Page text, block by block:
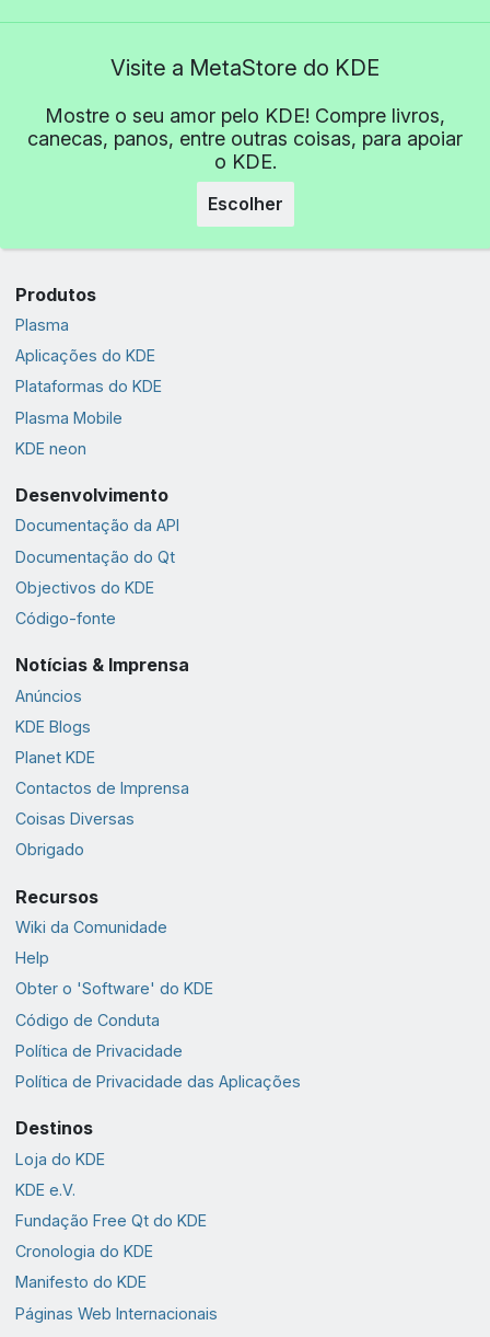
Visite a MetaStore do KDE
Mostre o seu amor pelo KDE! Compre livros,
canecas, panos, entre outras coisas, para apoiar
o KDE.
Escolher
Produtos
Plasma
Aplicações do KDE
Plataformas do KDE
Plasma Mobile
KDE neon
Desenvolvimento
Documentação da API
Documentação do Qt
Objectivos do KDE
Código-fonte
Notícias & Imprensa
Anúncios
KDE Blogs
Planet KDE
Contactos de Imprensa
Coisas Diversas
Obrigado
Recursos
Wiki da Comunidade
Help
Obter o 'Software' do KDE
Código de Conduta
Política de Privacidade
Política de Privacidade das Aplicações
Destinos
Loja do KDE
KDE e.V.
Fundação Free Qt do KDE
Cronologia do KDE
Manifesto do KDE
Páginas Web Internacionais